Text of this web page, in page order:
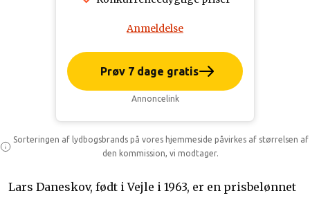
Anmeldelse
Prøv 7 dage gratis
Annoncelink
Sorteringen af lydbogsbrands på vores hjemmeside påvirkes af størrelsen af
den kommission, vi modtager.
Lars Daneskov, født i Vejle i 1963, er en prisbelønnet